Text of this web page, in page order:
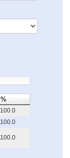
%
100.0
100.0
100.0